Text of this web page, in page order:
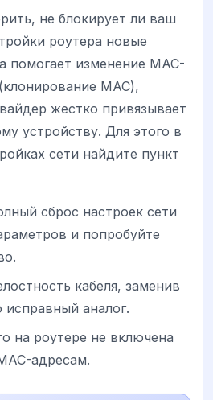
не блокирует ли ваш
роутера новые
помогает изменение MAC-
MAC),
жестко привязывает
устройству. Для этого в
сети найдите пункт
сброс настроек сети
и попробуйте
кабеля, заменив
исправный аналог.
на роутере не включена
адресам.